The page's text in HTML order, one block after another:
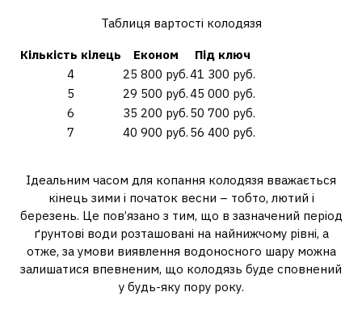
Таблиця вартості колодязя
Кількість кілець Економ
Під ключ
4
25 800 руб.41 300 руб.
5
29 500 руб.45 000 руб.
6
35 200 руб. 50 700 руб.
7
40 900 руб. 56 400 руб.
Ідеальним часом для копання колодязя вважається
кінець зими і початок весни – тобто, лютий і
березень. Це пов’язано з тим, що в зазначений період
ґрунтові води розташовані на найнижчому рівні, а
отже, за умови виявлення водоносного шару можна
залишатися впевненим, що колодязь буде сповнений
у будь-яку пору року.